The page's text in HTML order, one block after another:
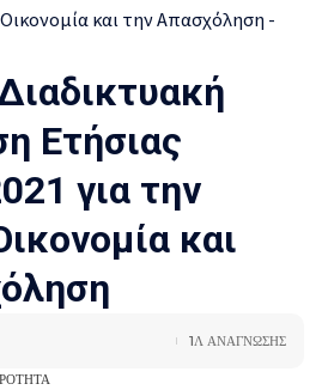
Ετήσιας
για την
και
1Λ ΑΝΑΓΝΩΣΗΣ